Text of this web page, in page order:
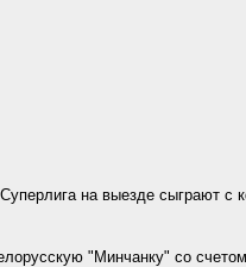
на выезде сыграют с
"Минчанку" со